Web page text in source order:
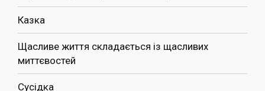
Казка
Щасливе життя складається із щасливих
миттєвостей
Сусідка